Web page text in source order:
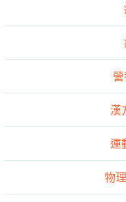
漢
運
物